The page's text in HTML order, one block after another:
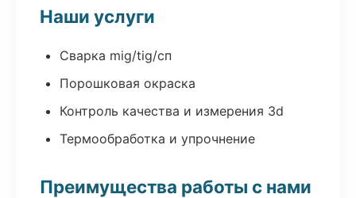
Наши услуги
Сварка mig/tig/сп
Порошковая окраска
Контроль качества и измерения 3d
Термообработка и упрочнение
Преимущества работы с нами